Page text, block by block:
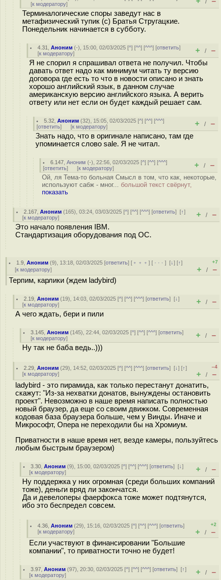
[к модератору] /
Терминалогические споры заведут нас в
метафизический тупик (с) Братья Стругацкие.
Понедельник начинается в субботу.
4.31 ,Аноним (-), 15:00, 02/03/2025 [^] [^^] [^^^] [ответить]
[к модератору] + / –
Я не спорил я спрашивал ответа не получил. Чтобы
давать ответ надо как минимум читать ту версию
договора где есть то что в новости описано и знать
хорошо английский язык, в данном случае
американскую версию английского языка. А верить
ответу или нет если он будет каждый решает сам.
5.32 ,Аноним (32), 15:05, 02/03/2025 [^] [^^] [^^^]
[ответить] [к модератору] + / –
Знать надо, что в оригинале написано, там где
упоминается слово sale. Я не читал.
6.147 ,Аноним (-), 22:56, 02/03/2025 [^] [^^] [^^^]
[ответить] [к модератору] + / –
Ой, ля Тема-то больная Смысл в том, что как, некоторые,
используют сабж - мног... большой текст свёрнут,
показать
2.167 ,Аноним (165), 03:24, 03/03/2025 [^] [^^] [^^^] [ответить][↑]
[к модератору] + / –
Это начало появления IBM.
Стандартизация оборудования под ОС.
1.9 ,Аноним (9), 13:18, 02/03/2025 [ответить] [ ﹢﹢﹢] [ · · ·][↓] [↑]
[к модератору]
+7
+ / –
Терпим, карлики (ждем ladybird)
2.19 ,Аноним (19), 14:03, 02/03/2025 [^] [^^] [^^^] [ответить][↓]
[к модератору] + / –
А чего ждать, бери и пили
3.145 ,Аноним (145), 22:44, 02/03/2025 [^] [^^] [^^^] [ответить]
[к модератору] + / –
Ну так не баба ведь..)))
2.29 ,Аноним (29), 14:52, 02/03/2025 [^] [^^] [^^^] [ответить][↓] [↑]
[к модератору]
–4
+ / –
ladybird - это пирамида, как только перестанут донатить,
скажут: "Из-за нехватки донатов, вынуждены остановить
проект". Невозможно в наше время написать полностью
новый браузер, да еще со своим движком. Современная
кодовая база браузера больше, чем у Винды. Иначе и
Микрософт, Опера не переходили бы на Хромиум.
Приватности в наше время нет, везде камеры, пользуйтесь
любым быстрым браузером)
3.30 ,Аноним (9), 15:00, 02/03/2025 [^] [^^] [^^^] [ответить][↓]
[к модератору] + / –
Ну поддержка у них огромная (среди больших компаний
тоже), деньги вряд ли закончатся.
Да и девелоперы фаерфокса тоже может подтянутся,
ибо это беспредел совсем.
4.36 ,Аноним (29), 15:16, 02/03/2025 [^] [^^] [^^^] [ответить]
[к модератору]
+2
+ / –
Если участвуют в финансировании "Большие
компании", то приватности точно не будет!
3.97 ,Аноним (97), 20:30, 02/03/2025 [^] [^^] [^^^] [ответить][↑]
[к модератору] + / –